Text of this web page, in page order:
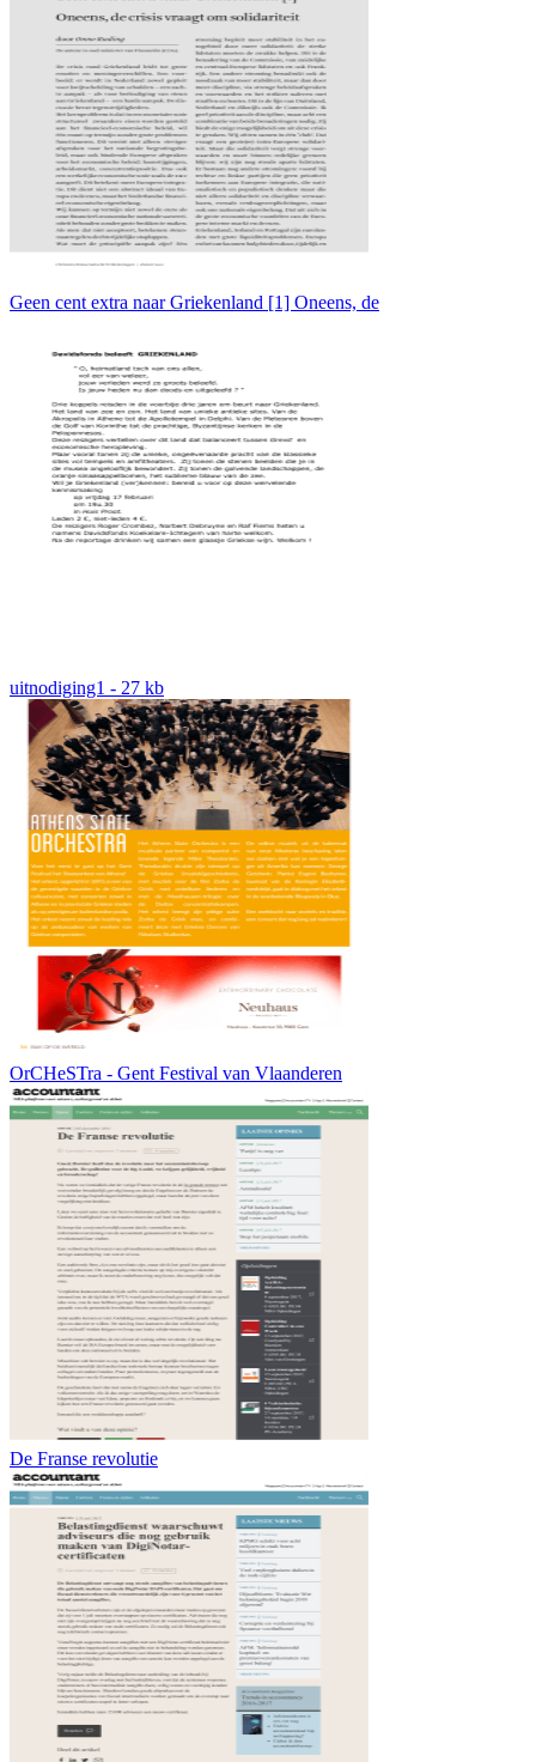
Geen cent extra naar Griekenland [1] Oneens, de
uitnodiging1 - 27 kb
OrCHeSTra - Gent Festival van Vlaanderen
De Franse revolutie